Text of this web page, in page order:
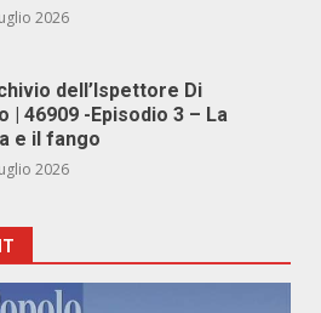
2026
dell’Ispettore Di
| 46909 -Episodio 3 – La
e il fango
2026